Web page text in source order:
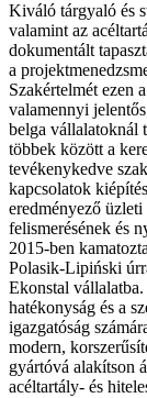
Kiváló tárgyaló és
valamint az
dokumentált
a
Szakértelmét ezen
valamennyi
belga vállalatoknál
többek között a
tevékenykedve
kapcsolatok
eredményező
felismerésének és
2015-ben
Polasik-Lipiński
Ekonstal
hatékonyság és a
igazgatóság
modern,
gyártóvá alakítson
acéltartály- és